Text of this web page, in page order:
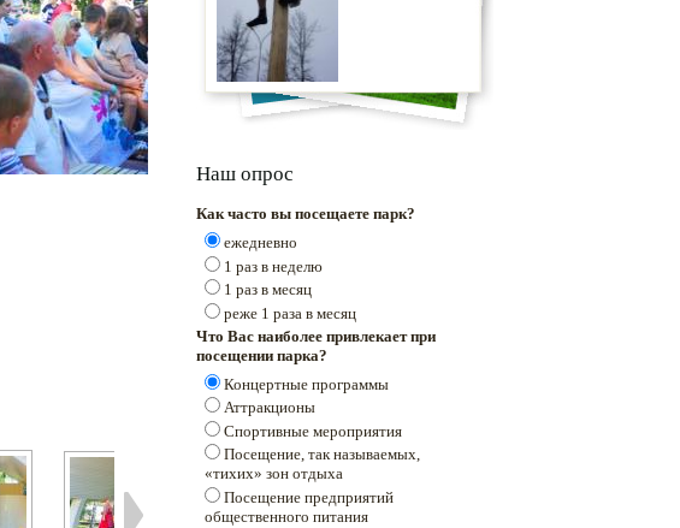
Наш опрос
Как часто вы посещаете парк?
ежедневно
1 раз в неделю
1 раз в месяц
реже 1 раза в месяц
Что Вас наиболее привлекает при
посещении парка?
Концертные программы
Аттракционы
Спортивные мероприятия
Посещение, так называемых,
«тихих» зон отдыха
Посещение предприятий
общественного питания